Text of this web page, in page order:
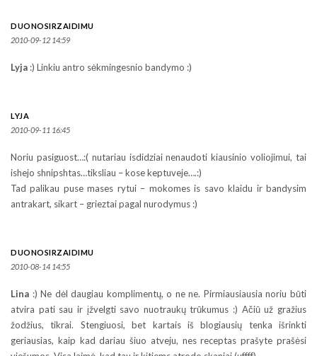
DUONOSIRZAIDIMU
2010-09-12 14:59
Lyja :) Linkiu antro sėkmingesnio bandymo :)
LYJA
2010-09-11 16:45
Noriu pasiguost…:( nutariau isdidziai nenaudoti kiausinio voliojimui, tai
ishejo shnipshtas…tiksliau – kose keptuveje….:)
Tad palikau puse mases rytui – mokomes is savo klaidu ir bandysim
antrakart, sikart – grieztai pagal nurodymus :)
DUONOSIRZAIDIMU
2010-08-14 14:55
Lina :) Ne dėl daugiau komplimentų, o ne ne. Pirmiausiausia noriu būti
atvira pati sau ir įžvelgti savo nuotraukų trūkumus :) Ačiū už gražius
žodžius, tikrai. Stengiuosi, bet kartais iš blogiausių tenka išrinkti
geriausias, kaip kad dariau šiuo atveju, nes receptas prašyte prašėsi